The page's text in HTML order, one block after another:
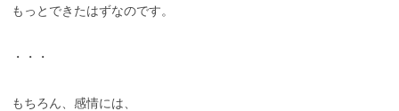
もっとできたはずなのです。
・・・
もちろん、感情には、